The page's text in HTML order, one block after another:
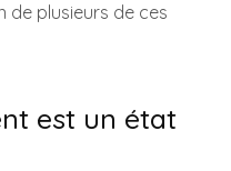
de plusieurs de ces
est un état